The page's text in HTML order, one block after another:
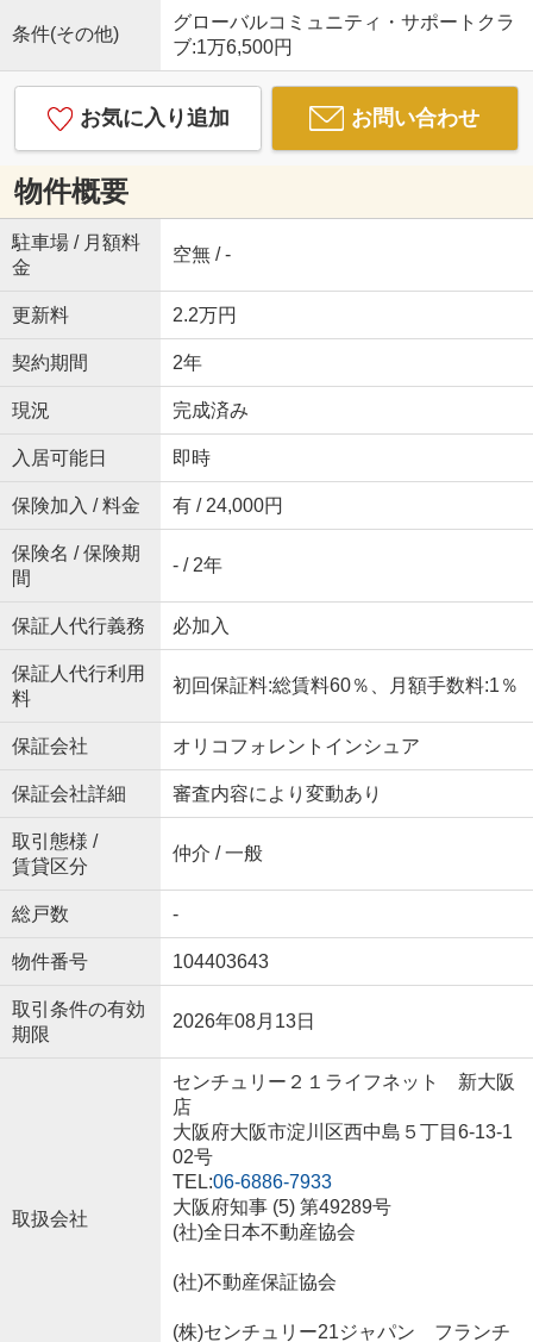
条件(その他)
グローバルコミュニティ・サポートクラ
ブ:1万6,500円
お気に入り追加 お問い合わせ
物件概要
駐車場 / 月額料
金
空無 / -
更新料 2.2万円
契約期間 2年
現況 完成済み
入居可能日 即時
保険加入 / 料金 有 / 24,000円
保険名 / 保険期
間
- / 2年
保証人代行義務 必加入
保証人代行利用
料
初回保証料:総賃料60％、月額手数料:1％
保証会社 オリコフォレントインシュア
保証会社詳細 審査内容により変動あり
取引態様 /
賃貸区分
仲介 / 一般
総戸数 -
物件番号 104403643
取引条件の有効
期限
2026年08月13日
取扱会社
センチュリー２１ライフネット 新大阪
店
大阪府大阪市淀川区西中島５丁目6-13-1
02号
TEL:06-6886-7933
大阪府知事 (5) 第49289号
(社)全日本不動産協会
(社)不動産保証協会
(株)センチュリー21ジャパン フランチ